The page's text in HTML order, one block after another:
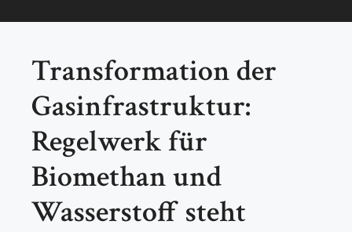
Transformation der
Gasinfrastruktur:
Regelwerk für
Biomethan und
Wasserstoff steht